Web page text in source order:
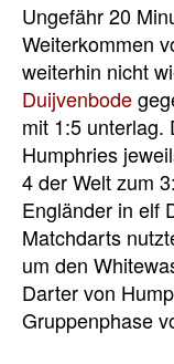
Ungefähr 20
Weiterkommen
weiterhin nicht
Duijvenbode
mit 1:5 unterlag.
Humphries
4 der Welt zum
Engländer in elf
Matchdarts
um den
Darter von
Gruppenphase